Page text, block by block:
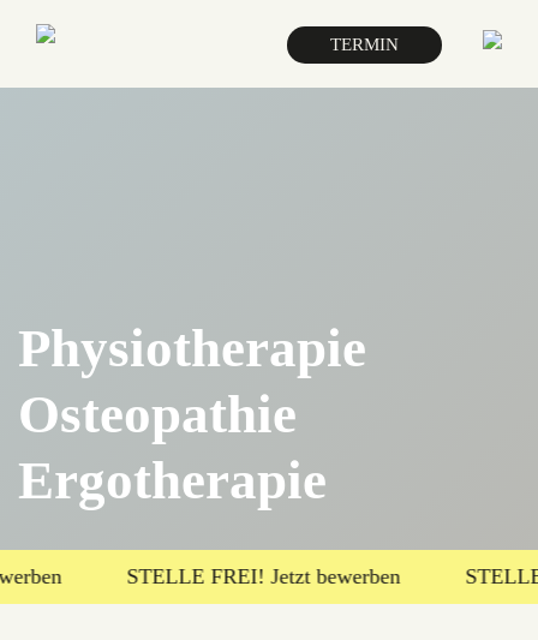
TERMIN
Physiotherapie
Osteopathie
Ergotherapie
STELLE FREI! Jetzt bewerben STELLE FREI!